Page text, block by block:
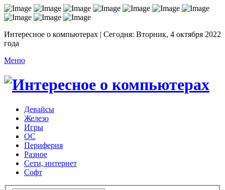
Интересное о компьютерах | Сегодня: Вторник, 4 октября 2022
года
Меню
Девайсы
Железо
Игры
ОС
Периферия
Разное
Сети, интернет
Софт